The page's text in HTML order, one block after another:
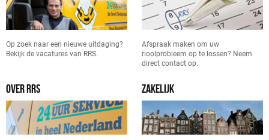
Op zoek naar een nieuwe uitdaging?
Bekijk de vacatures van RRS.
Afspraak maken om uw
rioolprobleem op te lossen? Neem
direct contact op.
OVER RRS ZAKELIJK